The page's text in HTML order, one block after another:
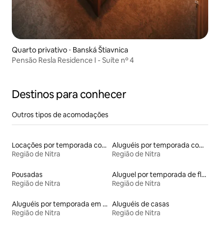
Quarto privativo ⋅ Banská Štiavnica
Pensão Resla Residence I - Suíte nº 4
Destinos para conhecer
Outros tipos de acomodações
Locações por temporada com piscina
Região de Nitra
Aluguéis por temporada com sauna
Região de Nitra
Pousadas
Região de Nitra
Aluguel por temporada de flats
Região de Nitra
Aluguéis por temporada em hotéis-fazenda
Região de Nitra
Aluguéis de casas
Região de Nitra